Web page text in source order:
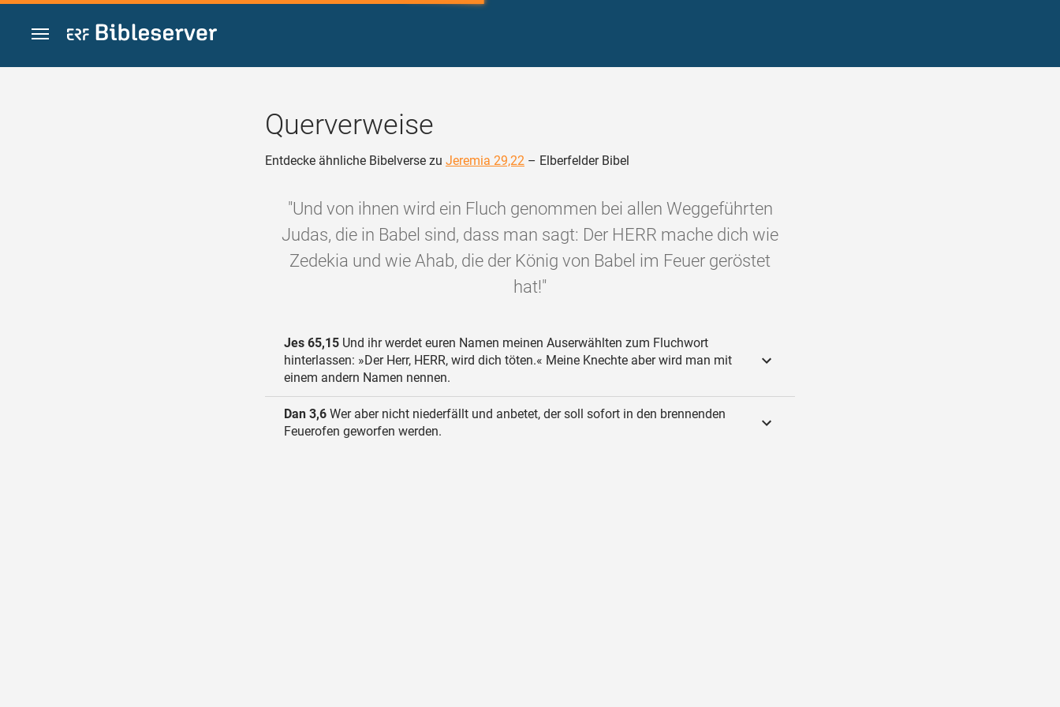
Zum Inhalt springen
Querverweise
Entdecke ähnliche Bibelverse zu Jeremia 29,22 – Elberfelder Bibel
"Und von ihnen wird ein Fluch genommen bei allen Weggeführten
Judas, die in Babel sind, dass man sagt: Der HERR mache dich wie
Zedekia und wie Ahab, die der König von Babel im Feuer geröstet
hat!"
Jes 65,15 Und ihr werdet euren Namen meinen Auserwählten zum Fluchwort
hinterlassen: »Der Herr, HERR, wird dich töten.« Meine Knechte aber wird man mit
einem andern Namen nennen.
Dan 3,6 Wer aber nicht niederfällt und anbetet, der soll sofort in den brennenden
Feuerofen geworfen werden.